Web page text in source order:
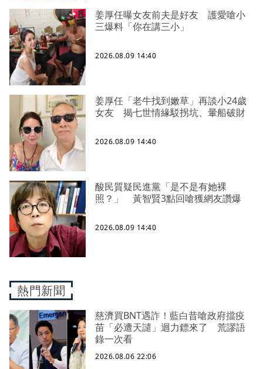
姜厚任曝女友前夫是好友 護愛嗆小
三爆料「你在講三小」
2026.08.09 14:40
姜厚任「老牛找到嫩草」再談小24歲
女友 揭七世情緣駁拐坑、暈船破財
2026.08.09 14:40
酸民質疑民進黨「是不是有她裸
照？」 黃智賢3點回嗆獲網友讚爆
2026.08.09 14:40
熱門新聞
慈濟買BNT遇詐！藍白昔嗆政府擋疫
苗「必遭天譴」迴力鏢來了 荒謬語
錄一次看
2026.08.06 22:06